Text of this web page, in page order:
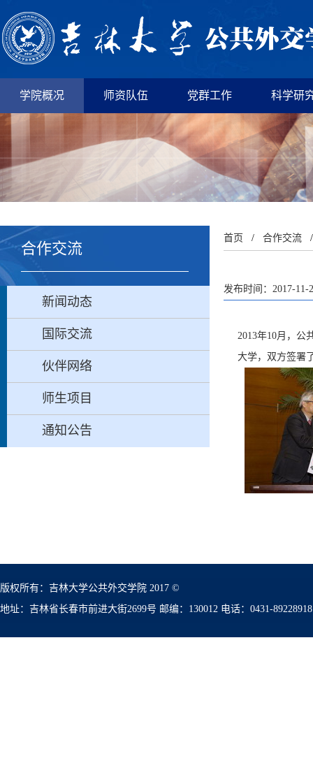
学院概况 师资队伍 党群工作 科学研
合作交流
新闻动态
国际交流
伙伴网络
师生项目
通知公告
首页 / 合作交流
发布时间：2017-
2013年10月，公
大学，双方签署
版权所有：吉林大学公共外交学院 2017 ©
地址：吉林省长春市前进大街2699号 邮编：130012 电话：0431-89228918